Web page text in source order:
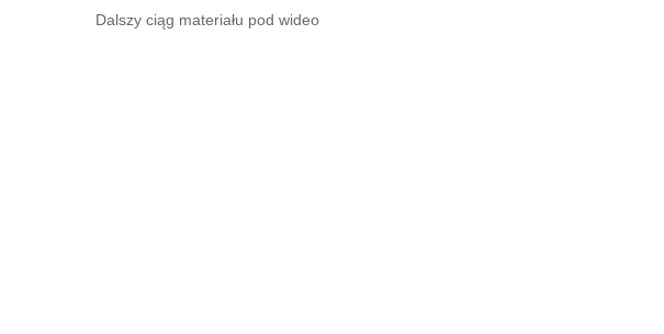
Dalszy ciąg materiału pod wideo